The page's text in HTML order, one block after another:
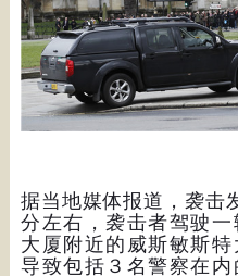
据当地媒体报道，袭击
分左右，袭击者驾驶
大厦附近的威斯敏斯特
导致包括３名警察在